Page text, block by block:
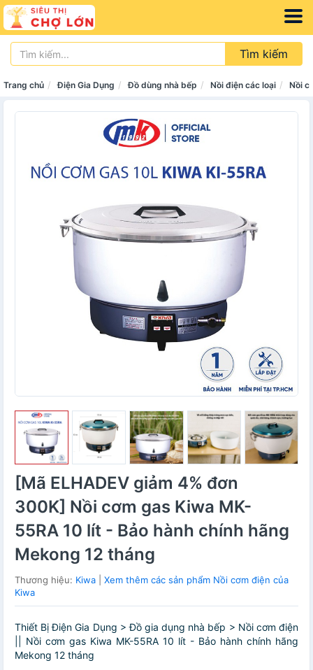
Tìm kiếm
Trang chủ Điện Gia Dụng Đồ dùng nhà bếp Nồi điện các loại Nồi
[Mã ELHADEV giảm 4% đơn
300K] Nồi cơm gas Kiwa MK-
55RA 10 lít - Bảo hành chính hãng
Mekong 12 tháng
Thương hiệu: Kiwa
Xem thêm các sản phẩm Nồi cơm điện của
Kiwa
Thiết Bị Điện Gia Dụng > Đồ gia dụng nhà bếp > Nồi cơm điện
|| Nồi cơm gas Kiwa MK-55RA 10 lít - Bảo hành chính hãng
Mekong 12 tháng